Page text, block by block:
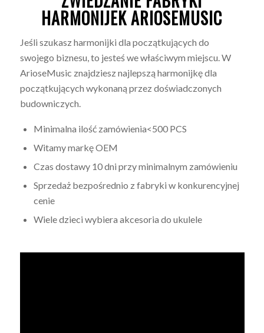
HARMONIJEK ARIOSEMUSIC
Jeśli szukasz harmonijki dla początkujących do
swojego biznesu, to jesteś we właściwym miejscu. W
ArioseMusic znajdziesz najlepszą harmonijkę dla
początkujących wykonaną przez doświadczonych
budowniczych.
Minimalna ilość zamówienia<500 PCS
Witamy markę OEM
Czas dostawy 10 dni przy minimalnym zamówieniu
Sprzedaż bezpośrednio z fabryki w konkurencyjnej
cenie
Wiele dzieci wybiera akcesoria do ukulele